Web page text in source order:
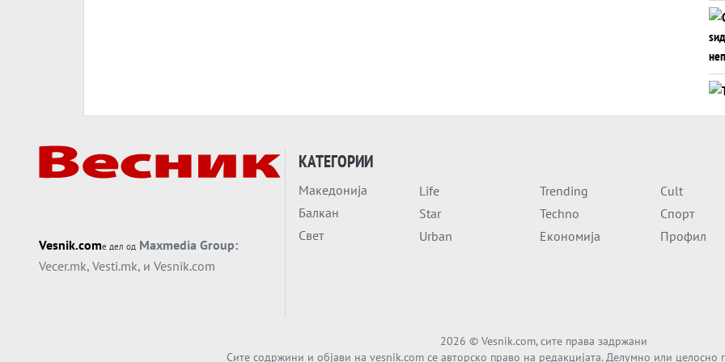
Vesnik.comе дел од Maxmedia Group:
Vecer.mk, Vesti.mk, и Vesnik.com
КАТЕГОРИИ
Македонија
Балкан
Свет
Life
Star
Urban
Trending
Techno
Економија
Cult
Спорт
Профил
2026 © Vesnik.com, сите права задржани
Сите содржини и објави на vesnik.com се авторско право на редакцијата. Делумно или целосно